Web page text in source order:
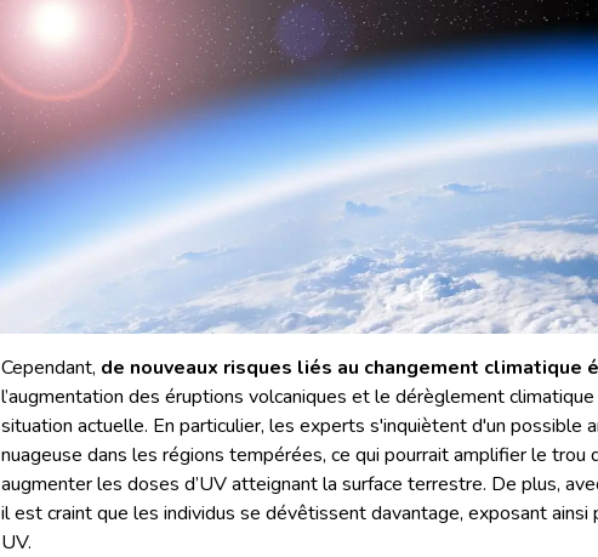
Cependant, de nouveaux risques liés au changement climatique
l’augmentation des éruptions volcaniques et le dérèglement
situation actuelle. En particulier, les experts s'inquiètent d'un possible
nuageuse dans les régions tempérées, ce qui pourrait amplifier le trou
augmenter les doses d’UV atteignant la surface terrestre. De plus,
il est craint que les individus se dévêtissent davantage, exposant ainsi
UV.